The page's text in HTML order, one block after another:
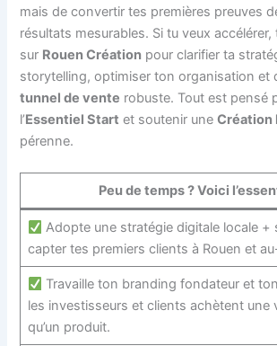
mais de convertir tes premières preuves
résultats mesurables. Si tu veux accélérer,
sur Rouen Création pour clarifier ta
storytelling, optimiser ton organisation et
tunnel de vente robuste. Tout est pensé
l’Essentiel Start et soutenir uneCréation
pérenne.
Peu de temps ? Voici
Adopte une stratégie digitale locale +
capter tes premiers clients à Rouen et
Travaille ton branding fondateur et
les investisseurs et clients achètent une
qu’un produit.